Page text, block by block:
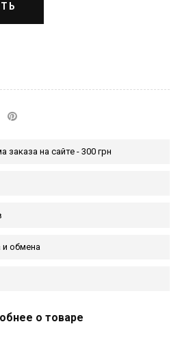
заказа на сайте - 300 грн
и обмена
о товаре